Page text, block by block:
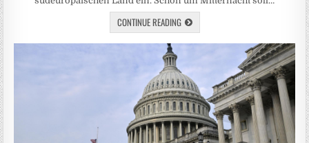
CONTINUE READING